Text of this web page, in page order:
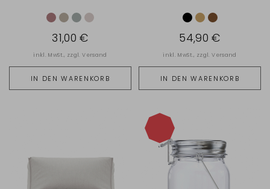
IN DEN WARENKORB
31,00 €
inkl. MwSt., zzgl.Versand
IN DEN WARENKORB
54,90 €
inkl. MwSt., zzgl.Versand
-16%